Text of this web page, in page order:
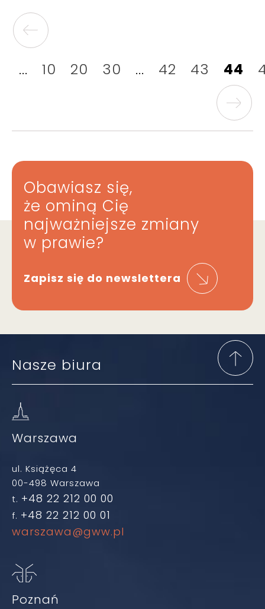
... 10 20 30 ... 42 43 44
Obawiasz się,
że ominą Cię
najważniejsze zmiany
w prawie?
Zapisz się do newslettera
Nasze biura
Warszawa
ul. Książęca 4
00-498 Warszawa
t. +48 22 212 00 00
f. +48 22 212 00 01
warszawa@gww.pl
Poznań